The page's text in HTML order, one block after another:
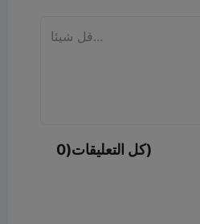
كل التعليقات(0)